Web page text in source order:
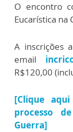
O encontro
Eucarística na
A inscrições
email
R$120,00
[Clique
processo
Guerra]